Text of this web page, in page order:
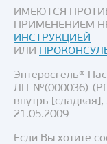
ИМЕЮТСЯ
ПРИМЕНЕНИЕМ
ИНСТРУКЦИЕЙ
ИЛИ
Энтеросгель®
ЛП-№(000036)-
внутрь
21.05.2009
Если Вы хотите